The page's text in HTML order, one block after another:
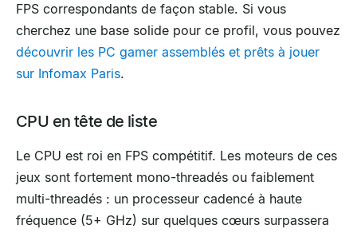
FPS correspondants de façon stable. Si vous
cherchez une base solide pour ce profil, vous pouvez
découvrir les PC gamer assemblés et prêts à jouer
sur Infomax Paris.
CPU en tête de liste
Le CPU est roi en FPS compétitif. Les moteurs de ces
jeux sont fortement mono-threadés ou faiblement
multi-threadés : un processeur cadencé à haute
fréquence (5+ GHz) sur quelques cœurs surpassera